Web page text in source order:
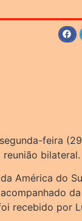
feira
reunião bilateral.
América do
da
recebido por